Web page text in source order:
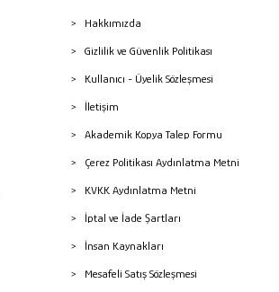
Hakkımızda
Gizlilik ve Güvenlik Politikası
Kullanıcı - Üyelik Sözleşmesi
İletişim
Akademik Kopya Talep Formu
Çerez Politikası Aydınlatma Metni
KVKK Aydınlatma Metni
İptal ve İade Şartları
İnsan Kaynakları
Mesafeli Satış Sözleşmesi